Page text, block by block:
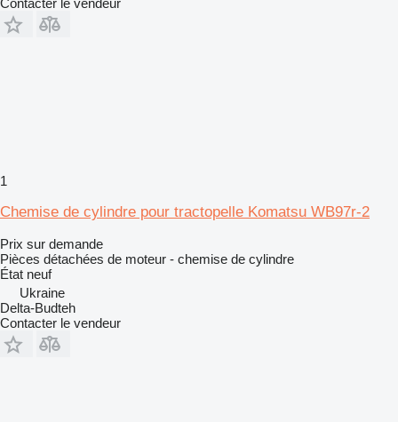
Contacter le vendeur
1
Chemise de cylindre pour tractopelle Komatsu WB97r-2
Prix sur demande
Pièces détachées de moteur - chemise de cylindre
État neuf
Ukraine
Delta-Budteh
Contacter le vendeur